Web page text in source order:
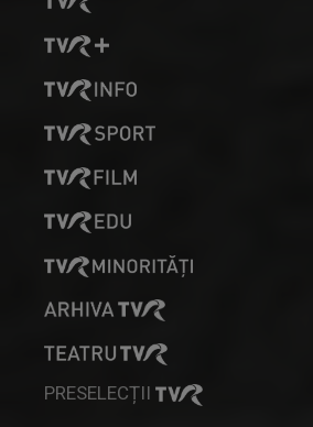
SATUL MEU
MARIA CINAR-JIGA
Jurnalist TV senior, TVR Cluj. Interesată de ...
PRESELECȚII